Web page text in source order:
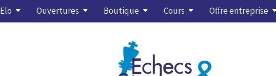
Elo Ouvertures Boutique Cours Offre entreprise